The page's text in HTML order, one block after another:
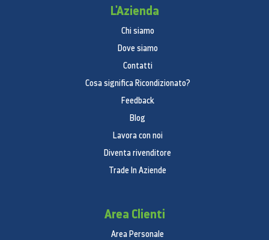
L'Azienda
Chi siamo
Dove siamo
Contatti
Cosa significa Ricondizionato?
Feedback
Blog
Lavora con noi
Diventa rivenditore
Trade In Aziende
Area Clienti
Area Personale